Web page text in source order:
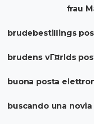
frau
brudebestillings
brudens vГ¤rlds
buona posta
buscando una